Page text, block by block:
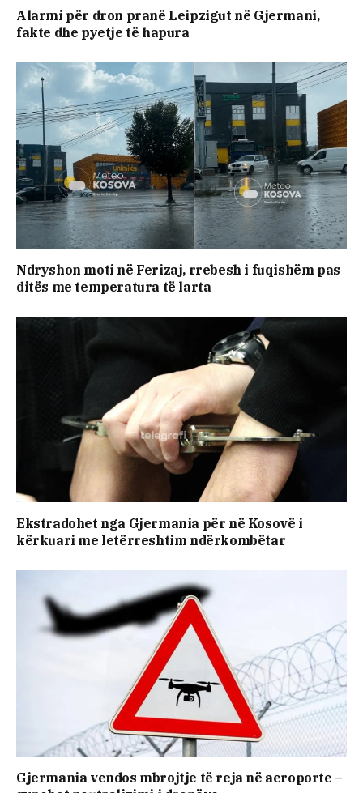
Alarmi për dron pranë Leipzigut në Gjermani,
fakte dhe pyetje të hapura
Ndryshon moti në Ferizaj, rrebesh i fuqishëm pas
ditës me temperatura të larta
Ekstradohet nga Gjermania për në Kosovë i
kërkuari me letërreshtim ndërkombëtar
Gjermania vendos mbrojtje të reja në aeroporte –